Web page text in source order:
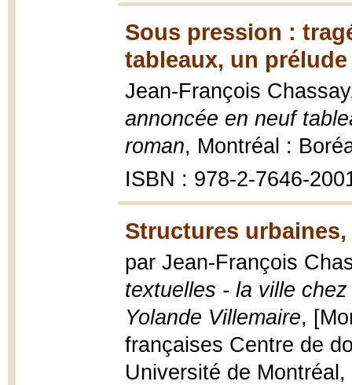
Sous pression :
tableaux, un
Jean-François
annoncée en neuf
roman, Montréal :
ISBN : 978-2-7646-
Structures
par Jean-François
textuelles - la ville
Yolande Villemaire,
françaises Centre de
Université de